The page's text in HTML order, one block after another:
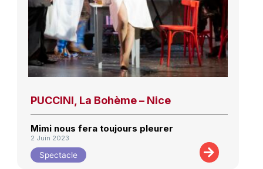
PUCCINI, La Bohème – Nice
Mimi nous fera toujours pleurer
2 Juin 2023
Spectacle